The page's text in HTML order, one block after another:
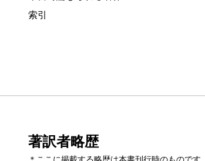
索引
著訳者略歴